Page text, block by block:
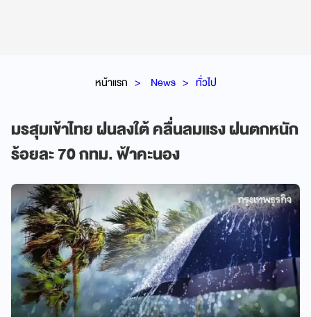
หน้าแรก News ทั่วไป
มรสุมเข้าไทย ฝนลงใต้ คลื่นลมแรง ฝนตกหนัก
ร้อยละ 70 กทม. ฟ้าคะนอง